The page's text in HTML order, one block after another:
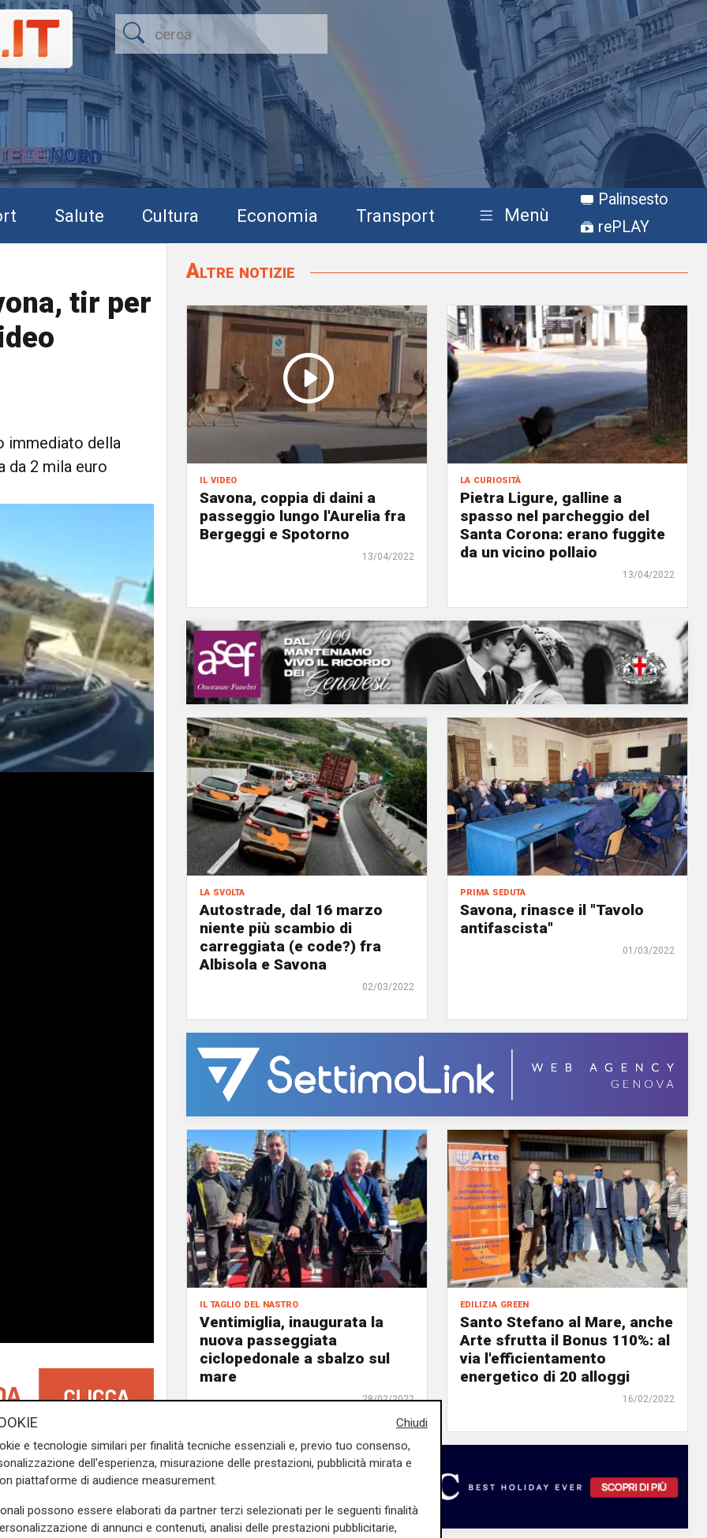
Salute Cultura Economia Transport Menù
Palinsesto
rePLAY
tir per
immediato della
da 2 mila euro
velocità, sull'autostrada
(Cuneo),dove è stato
dalle chiamate di numerosi
Altre notizie
il video
Savona, coppia di daini a
passeggio lungo l'Aurelia fra
Bergeggi e Spotorno
13/04/2022
la curiosità
Pietra Ligure, galline a
spasso nel parcheggio del
Santa Corona: erano fuggite
da un vicino pollaio
13/04/2022
la svolta
Autostrade, dal 16 marzo
niente più scambio di
carreggiata (e code?) fra
Albisola e Savona
02/03/2022
prima seduta
Savona, rinasce il "Tavolo
antifascista"
01/03/2022
il taglio del nastro
Ventimiglia, inaugurata la
nuova passeggiata
ciclopedonale a sbalzo sul
mare
28/02/2022
edilizia green
Santo Stefano al Mare, anche
Arte sfrutta il Bonus 110%: al
via l'efficientamento
energetico di 20 alloggi
16/02/2022
Chiudi
e tecnologie similari per finalità tecniche essenziali e, previo tuo consenso,
dell'esperienza, misurazione delle prestazioni, pubblicità mirata e
piattaforme di audience measurement.
possono essere elaborati da partner terzi selezionati per le seguenti finalità
di annunci e contenuti, analisi delle prestazioni pubblicitarie,